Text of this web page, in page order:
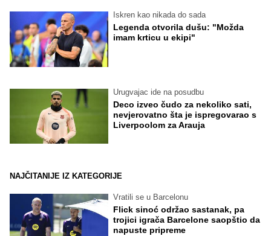
Iskren kao nikada do sada
Legenda otvorila dušu: "Možda
imam krticu u ekipi"
Urugvajac ide na posudbu
Deco izveo čudo za nekoliko sati,
nevjerovatno šta je ispregovarao s
Liverpoolom za Arauja
NAJČITANIJE IZ KATEGORIJE
Vratili se u Barcelonu
Flick sinoć održao sastanak, pa
trojici igrača Barcelone saopštio da
napuste pripreme